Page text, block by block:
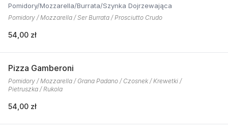
Pomidory/Mozzarella/Burrata/Szynka Dojrzewająca
Pomidory / Mozzarella / Ser Burrata / Prosciutto Crudo
54,00 zł
Pizza Gamberoni
Pomidory / Mozzarella / Grana Padano / Czosnek / Krewetki /
Pietruszka / Rukola
54,00 zł